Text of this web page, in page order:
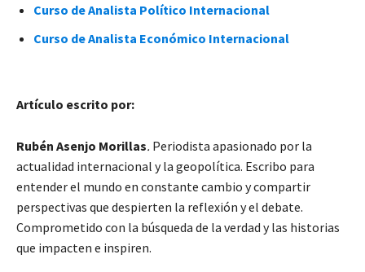
Curso de Analista Político Internacional
Curso de Analista Económico Internacional
Artículo escrito por:
Rubén Asenjo Morillas. Periodista apasionado por la
actualidad internacional y la geopolítica. Escribo para
entender el mundo en constante cambio y compartir
perspectivas que despierten la reflexión y el debate.
Comprometido con la búsqueda de la verdad y las historias
que impacten e inspiren.